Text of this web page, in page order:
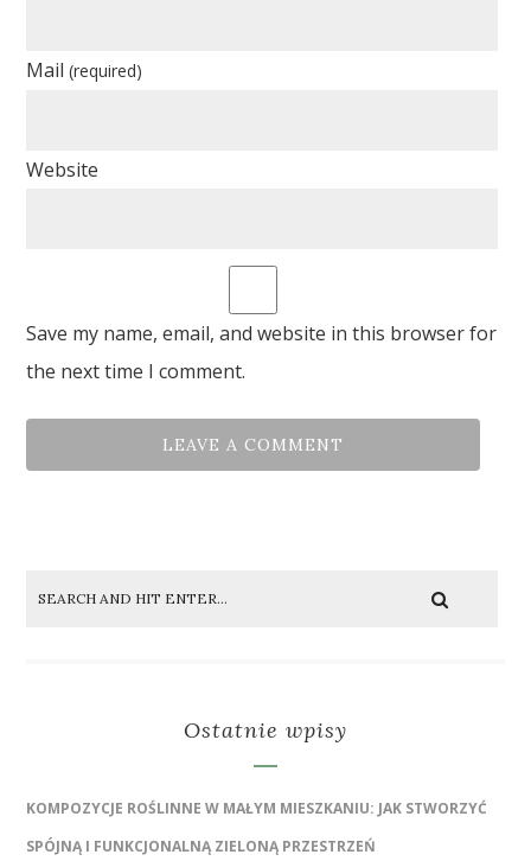
Mail(required)
Website
Save my name, email, and website in this browser for
the next time I comment.
Ostatnie wpisy
KOMPOZYCJE ROŚLINNE W MAŁYM MIESZKANIU: JAK STWORZYĆ
SPÓJNĄ I FUNKCJONALNĄ ZIELONĄ PRZESTRZEŃ